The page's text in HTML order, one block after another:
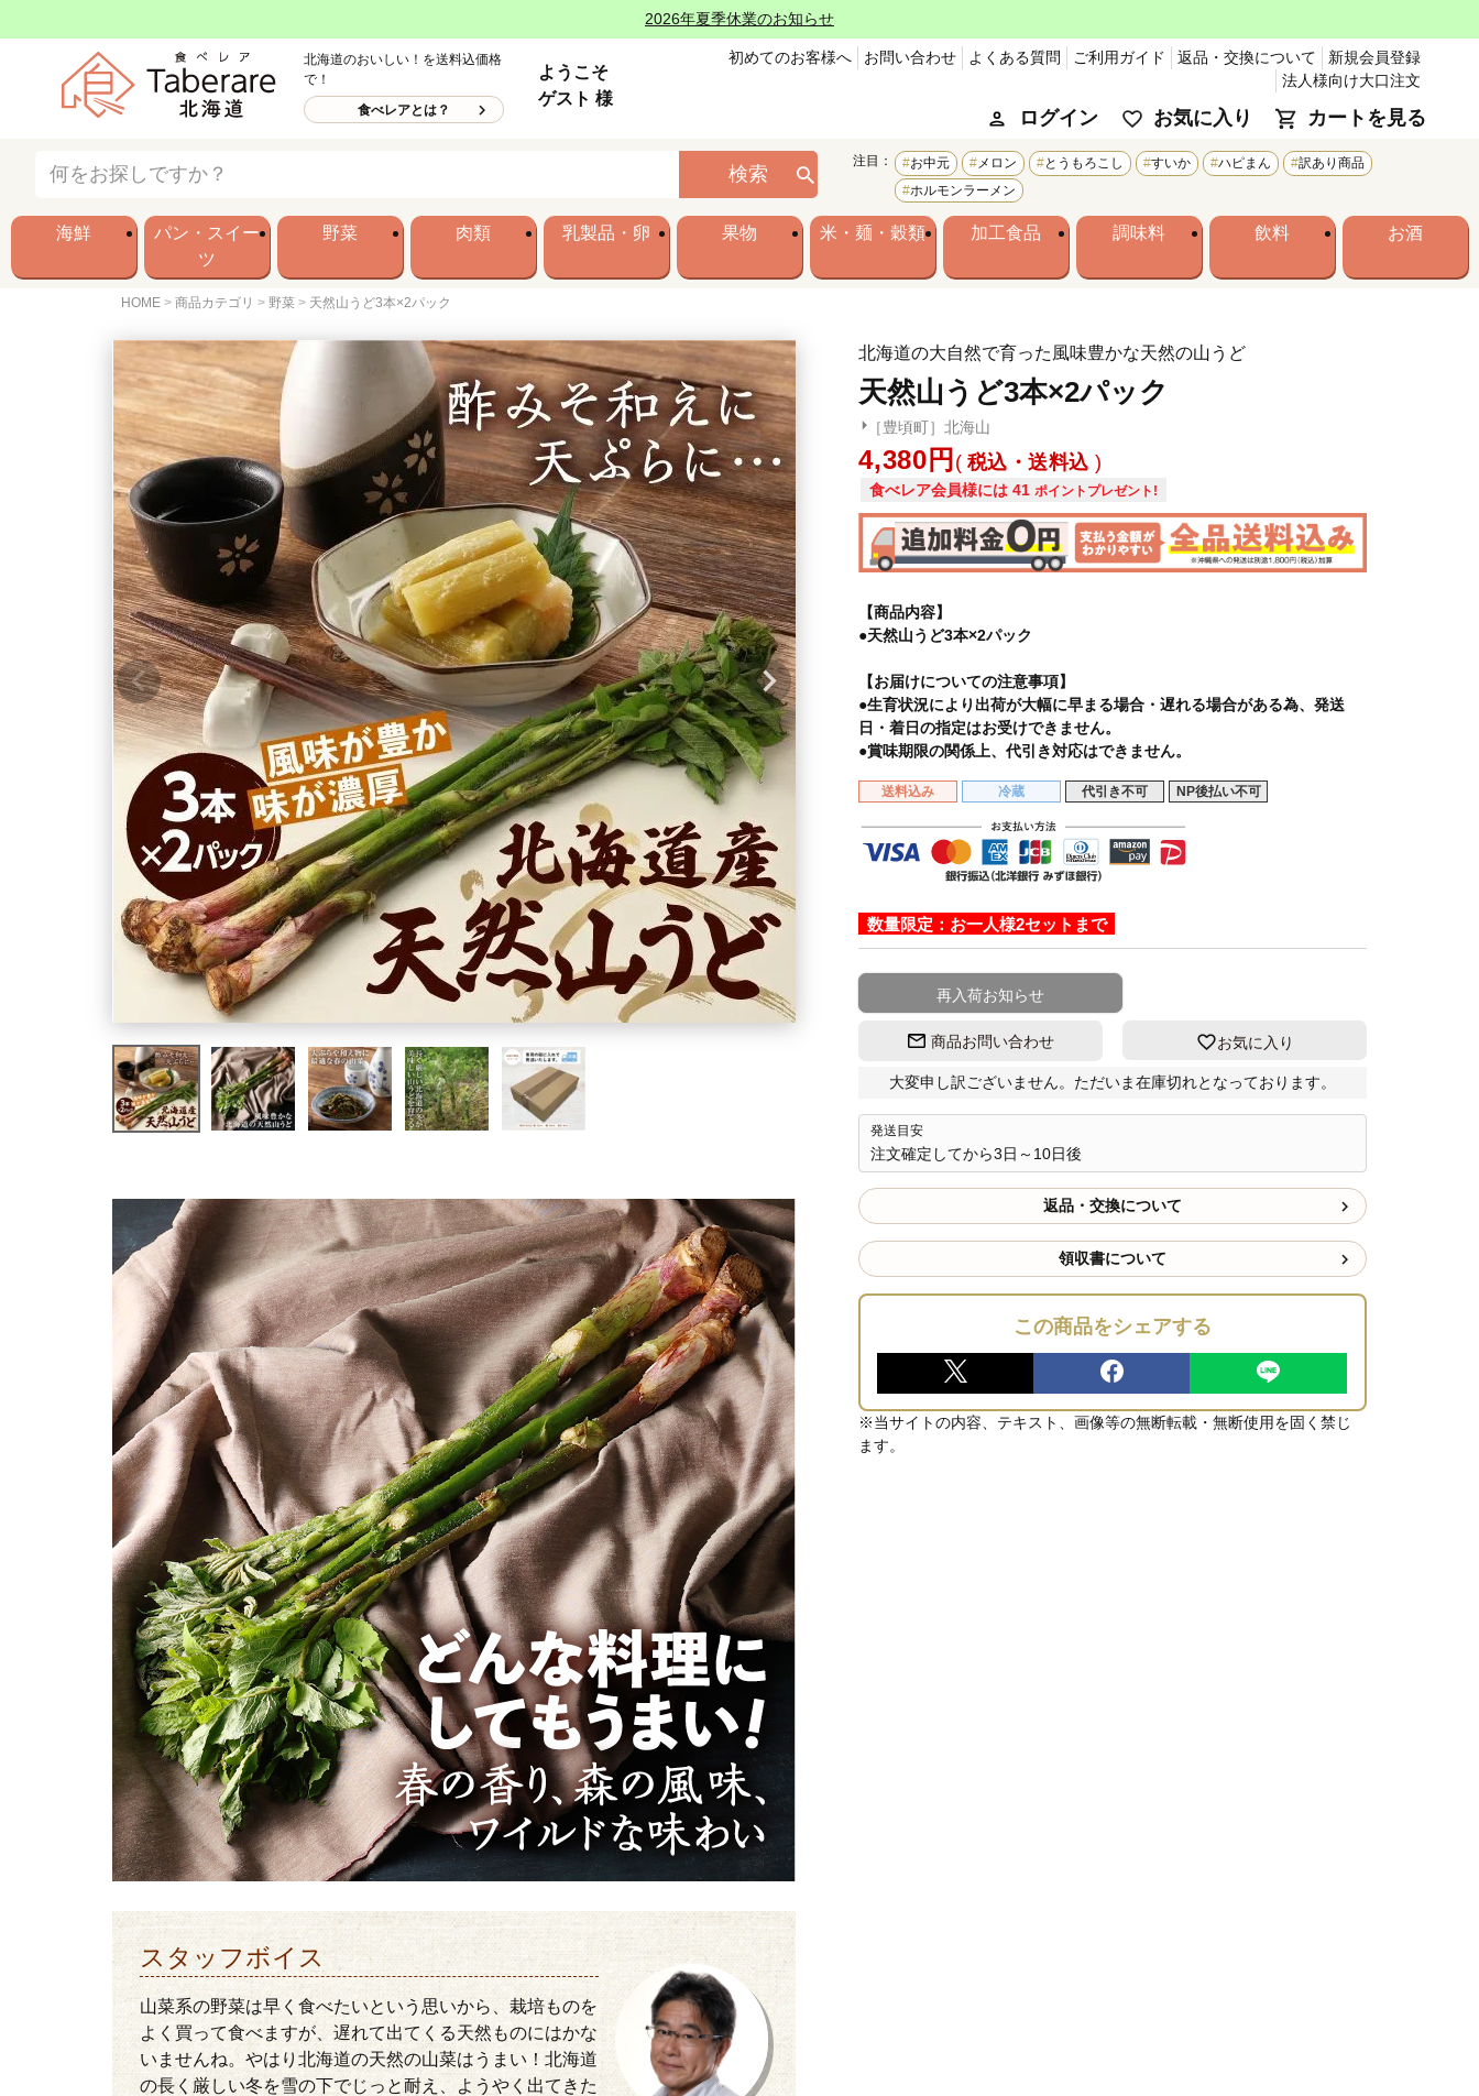
2026年夏季休業のお知らせ
北海道のおいしい！を送料込価格
で！
食べレアとは？
ようこそ
ゲスト 様
初めてのお客様へ お問い合わせ よくある質問 ご利用ガイド 返品・交換について
新規会員登録
法人様向け大口注文
ログイン お気に入り カートを見る
検索
注目： お中元 メロン とうもろこし すいか ハピまん
訳あり商品
ホルモンラーメン
海鮮
パン・スイー
ツ
野菜 肉類 乳製品・卵 果物 米・麺・穀類 加工食品 調味料 飲料 お酒
HOME 商品カテゴリ 野菜 天然山うど3本×2パック
北海道の大自然で育った風味豊かな天然の山うど
天然山うど3本×2パック
［豊頃町］北海山
4,380 税込・送料込
食べレア会員様には 41 ポイントプレゼント!
【商品内容】
●天然山うど3本×2パック
【お届けについての注意事項】
●生育状況により出荷が大幅に早まる場合・遅れる場合がある為、発送
日・着日の指定はお受けできません。
●賞味期限の関係上、代引き対応はできません。
送料込み 冷蔵 代引き不可 NP後払い不可
数量限定：お一人様2セットまで
再入荷お知らせ
商品お問い合わせ お気に入り
大変申し訳ございません。ただいま在庫切れとなっております。
発送目安
注文確定してから3日～10日後
返品・交換について
領収書について
この商品をシェアする
※当サイトの内容、テキスト、画像等の無断転載・無断使用を固く禁じ
ます。
スタッフボイス
山菜系の野菜は早く食べたいという思いから、栽培ものを
よく買って食べますが、遅れて出てくる天然ものにはかな
いませんね。やはり北海道の天然の山菜はうまい！北海道
の長く厳しい冬を雪の下でじっと耐え、ようやく出てきた